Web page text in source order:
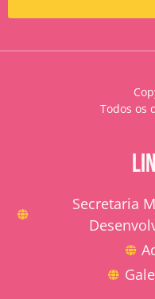
Todos os
Secretaria